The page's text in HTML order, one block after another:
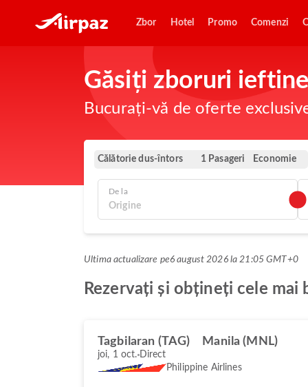
Zbor Hotel Promo Comenzi
Găsiți zboruri
Bucurați-vă de oferte
Călătorie dus-întors 1 Pasageri Economie
De la
Ultima actualizare pe6 august 2026 la 21:05 GMT+0
Rezervați și obțineți cele mai
Tagbilaran (TAG) Manila (MNL)
joi, 1 oct. Direct
Philippine Airlines